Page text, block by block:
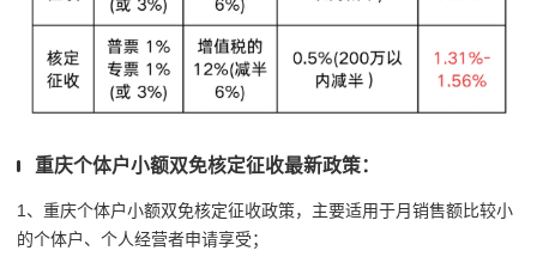
重庆个体户小额双免核定征收最新政策：
1、重庆个体户小额双免核定征收政策，主要适用于月销售额比较小
的个体户、个人经营者申请享受；